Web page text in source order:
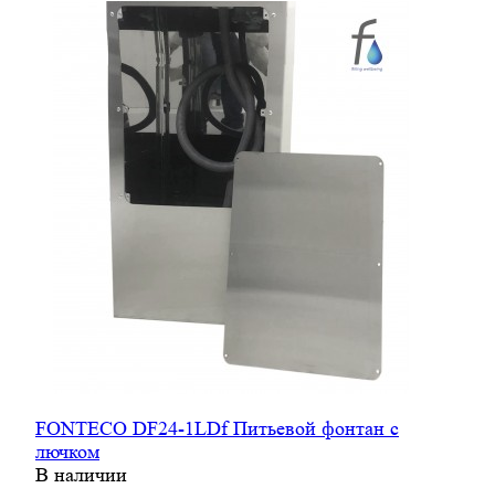
FONTECO DF24-1LDf Питьевой фонтан с
лючком
В наличии